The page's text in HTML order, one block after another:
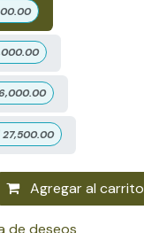
27,500.00
Agregar al carrito
de deseos